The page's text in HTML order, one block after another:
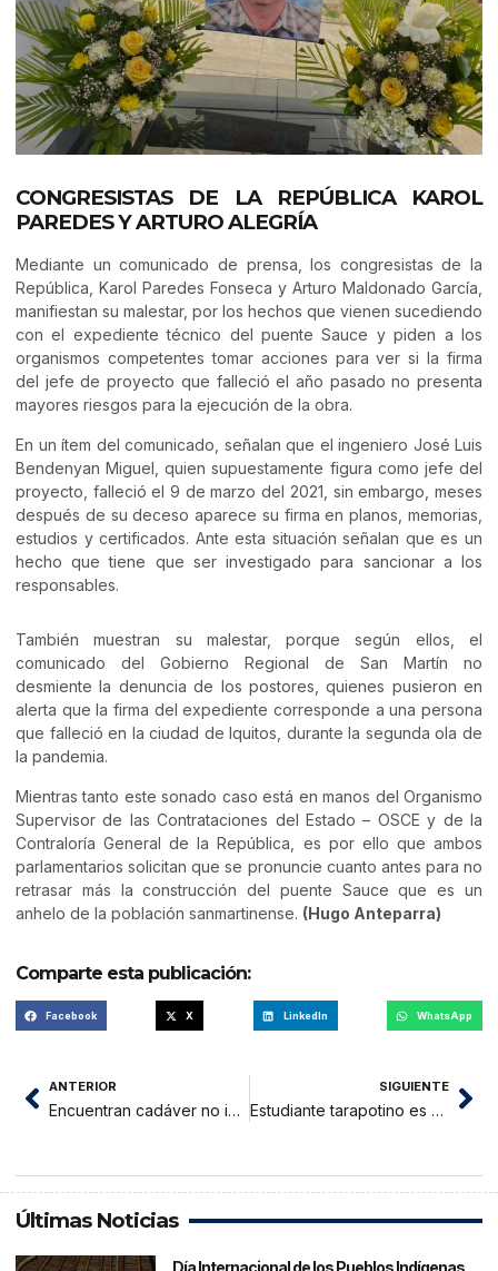
CONGRESISTAS DE LA REPÚBLICA KAROL
PAREDES Y ARTURO ALEGRÍA
Mediante un comunicado de prensa, los congresistas de la
República, Karol Paredes Fonseca y Arturo Maldonado García,
manifiestan su malestar, por los hechos que vienen sucediendo
con el expediente técnico del puente Sauce y piden a los
organismos competentes tomar acciones para ver si la firma
del jefe de proyecto que falleció el año pasado no presenta
mayores riesgos para la ejecución de la obra.
En un ítem del comunicado, señalan que el ingeniero José Luis
Bendenyan Miguel, quien supuestamente figura como jefe del
proyecto, falleció el 9 de marzo del 2021, sin embargo, meses
después de su deceso aparece su firma en planos, memorias,
estudios y certificados. Ante esta situación señalan que es un
hecho que tiene que ser investigado para sancionar a los
responsables.
También muestran su malestar, porque según ellos, el
comunicado del Gobierno Regional de San Martín no
desmiente la denuncia de los postores, quienes pusieron en
alerta que la firma del expediente corresponde a una persona
que falleció en la ciudad de Iquitos, durante la segunda ola de
la pandemia.
Mientras tanto este sonado caso está en manos del Organismo
Supervisor de las Contrataciones del Estado – OSCE y de la
Contraloría General de la República, es por ello que ambos
parlamentarios solicitan que se pronuncie cuanto antes para no
retrasar más la construcción del puente Sauce que es un
anhelo de la población sanmartinense. (Hugo Anteparra)
Comparte esta publicación:
Facebook X LinkedIn WhatsApp
ANTERIOR
Encuentran cadáver no identificado en las aguas termales del distrito de Chazuta
SIGUIENTE
Estudiante tarapotino es convocado a la selección Nacional de Natación
Últimas Noticias